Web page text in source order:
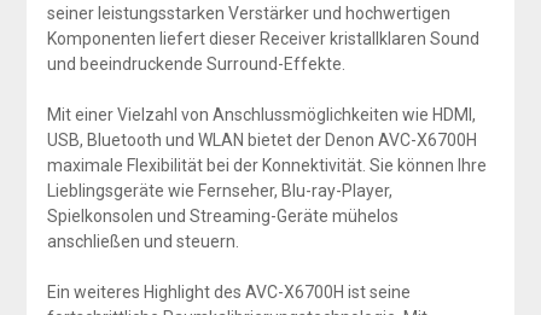
seiner leistungsstarken Verstärker und hochwertigen
Komponenten liefert dieser Receiver kristallklaren Sound
und beeindruckende Surround-Effekte.
Mit einer Vielzahl von Anschlussmöglichkeiten wie HDMI,
USB, Bluetooth und WLAN bietet der Denon AVC-X6700H
maximale Flexibilität bei der Konnektivität. Sie können Ihre
Lieblingsgeräte wie Fernseher, Blu-ray-Player,
Spielkonsolen und Streaming-Geräte mühelos
anschließen und steuern.
Ein weiteres Highlight des AVC-X6700H ist seine